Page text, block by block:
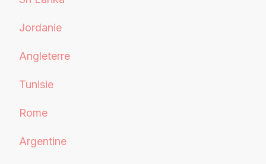
Jordanie
Angleterre
Tunisie
Rome
Argentine